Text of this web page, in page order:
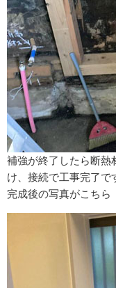
補強が終了したら断熱
け、接続で工事完了で
完成後の写真がこちら